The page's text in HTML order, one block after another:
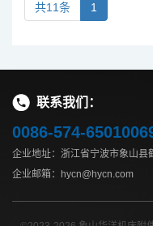
共11条 1
联系我们：
0086-574-
企业地址：浙江省宁波市象山县
企业邮箱：hycn@hycn.com